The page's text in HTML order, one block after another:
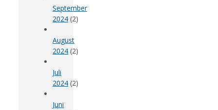
September
2024 (2)
August
2024 (2)
Juli
2024 (2)
Juni